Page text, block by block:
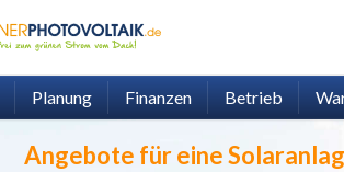
Planung Finanzen Betrieb
Angebote für eine